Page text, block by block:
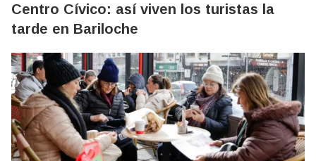
Centro Cívico: así viven los turistas la
tarde en Bariloche